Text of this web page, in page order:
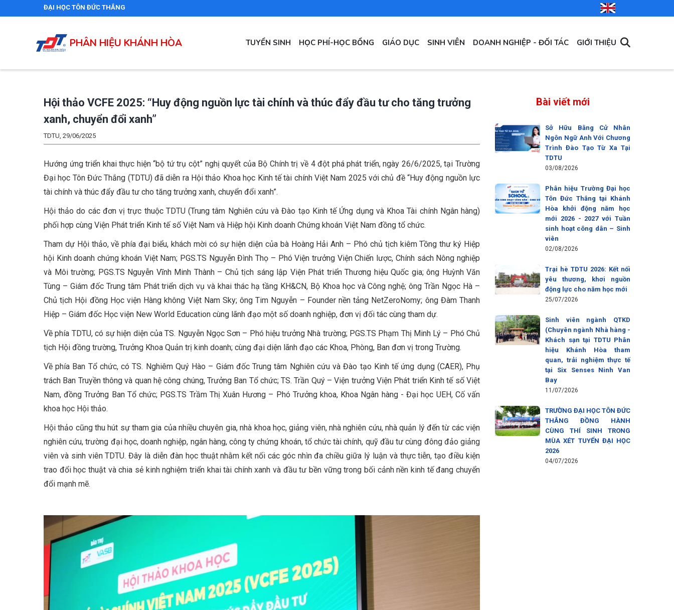
ĐẠI HỌC TÔN ĐỨC THẮNG
PHÂN HIỆU KHÁNH HÒA
Main
navigation
TUYỂN SINH HỌC PHÍ-HỌC BỔNG GIÁO DỤC SINH VIÊN DOANH NGHIỆP - ĐỐI TÁC GIỚI THIỆU
Hội thảo VCFE 2025: “Huy động nguồn lực tài chính và thúc đẩy đầu tư cho tăng trưởng
xanh, chuyển đổi xanh”
TDTU, 29/06/2025
Hướng ứng triển khai thực hiện “bộ tứ trụ cột” nghị quyết của Bộ Chính trị về 4 đột phá phát triển, ngày 26/6/2025, tại Trường
Đại học Tôn Đức Thắng (TDTU) đã diễn ra Hội thảo Khoa học Kinh tế tài chính Việt Nam 2025 với chủ đề “Huy động nguồn lực
tài chính và thúc đẩy đầu tư cho tăng trưởng xanh, chuyển đổi xanh”.
Hội thảo do các đơn vị trực thuộc TDTU (Trung tâm Nghiên cứu và Đào tạo Kinh tế Ứng dụng và Khoa Tài chính Ngân hàng)
phối hợp cùng Viện Phát triển Kinh tế số Việt Nam và Hiệp hội Kinh doanh Chứng khoán Việt Nam đồng tổ chức.
Tham dự Hội thảo, về phía đại biểu, khách mời có sự hiện diện của bà Hoàng Hải Anh – Phó chủ tịch kiêm Tồng thư ký Hiệp
hội Kinh doanh chứng khoán Việt Nam; PGS.TS Nguyễn Đình Thọ – Phó Viện trưởng Viện Chiến lược, Chính sách Nông nghiệp
và Môi trường; PGS.TS Nguyễn Vĩnh Minh Thành – Chủ tịch sáng lập Viện Phát triển Thương hiệu Quốc gia; ông Huỳnh Văn
Tùng – Giám đốc Trung tâm Phát triển dịch vụ và khai thác hạ tầng KH&CN, Bộ Khoa học và Công nghệ; ông Trần Ngọc Hà –
Chủ tịch Hội đồng Học viện Hàng không Việt Nam Sky; ông Tim Nguyễn – Founder nền tảng NetZeroNomy; ông Đàm Thanh
Hiệp – Giám đốc Học viện New World Education cùng lãnh đạo một số doanh nghiệp, đơn vị đối tác cùng tham dự.
Về phía TDTU, có sự hiện diện của TS. Nguyễn Ngọc Sơn – Phó hiệu trưởng Nhà trường; PGS.TS Phạm Thị Minh Lý – Phó Chủ
tịch Hội đồng trường, Trưởng Khoa Quản trị kinh doanh; cùng đại diện lãnh đạo các Khoa, Phòng, Ban đơn vị trong Trường.
Về phía Ban Tổ chức, có TS. Nghiêm Quý Hào – Giám đốc Trung tâm Nghiên cứu và Đào tạo Kinh tế ứng dụng (CAER), Phụ
trách Ban Truyền thông và quan hệ công chúng, Trưởng Ban Tổ chức; TS. Trần Quý – Viện trưởng Viện Phát triển Kinh tế số Việt
Nam, đồng Trưởng Ban Tổ chức; PGS.TS Trầm Thị Xuân Hương – Phó Trưởng khoa, Khoa Ngân hàng - Đại học UEH, Cố vấn
khoa học Hội thảo.
Hội thảo cũng thu hút sự tham gia của nhiều chuyên gia, nhà khoa học, giảng viên, nhà nghiên cứu, nhà quản lý đến từ các viện
nghiên cứu, trường đại học, doanh nghiệp, ngân hàng, công ty chứng khoán, tổ chức tài chính, quỹ đầu tư cùng đông đảo giảng
viên và sinh viên TDTU. Đây là diễn đàn học thuật nhằm kết nối các góc nhìn đa chiều giữa lý luận và thực tiễn, tạo điều kiện
trao đổi học thuật và chia sẻ kinh nghiệm triển khai tài chính xanh và đầu tư bền vững trong bối cảnh nền kinh tế đang chuyển
đổi mạnh mẽ.
Bài viết mới
Sở Hữu Bằng Cử Nhân
Ngôn Ngữ Anh Với Chương
Trình Đào Tạo Từ Xa Tại
TDTU
03/08/2026
Phân hiệu Trường Đại học
Tôn Đức Thắng tại Khánh
Hòa khởi động năm học
mới 2026 - 2027 với Tuần
sinh hoạt công dân – Sinh
viên
02/08/2026
Trại hè TDTU 2026: Kết nối
yêu thương, khơi nguồn
động lực cho năm học mới
25/07/2026
Sinh viên ngành QTKD
(Chuyên ngành Nhà hàng -
Khách sạn tại TDTU Phân
hiệu Khánh Hòa tham
quan, trải nghiệm thực tế
tại Six Senses Ninh Van
Bay
11/07/2026
TRƯỜNG ĐẠI HỌC TÔN ĐỨC
THẮNG ĐỒNG HÀNH
CÙNG THÍ SINH TRONG
MÙA XÉT TUYỂN ĐẠI HỌC
2026
04/07/2026